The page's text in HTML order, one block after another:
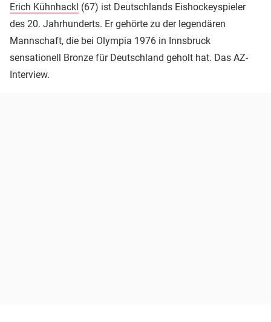
Erich Kühnhackl (67) ist Deutschlands Eishockeyspieler
des 20. Jahrhunderts. Er gehörte zu der legendären
Mannschaft, die bei Olympia 1976 in Innsbruck
sensationell Bronze für Deutschland geholt hat. Das AZ-
Interview.